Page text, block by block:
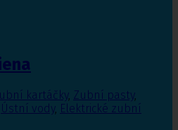
kartáčky, Zubní pasty,
Ústní vody, Elektrické zubní